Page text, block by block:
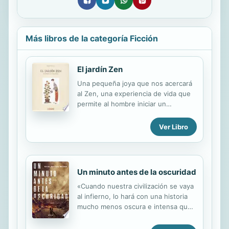
Más libros de la categoría Ficción
El jardín Zen
Una pequeña joya que nos acercará
al Zen, una experiencia de vida que
permite al hombre iniciar un
con su esencia, y a la vez con la
Ver Libro
Un minuto antes de la oscuridad
«Cuando nuestra civilización se vaya
al infierno, lo hará con una historia
mucho menos oscura e intensa que
colapsos y revueltas, Madrid se ha